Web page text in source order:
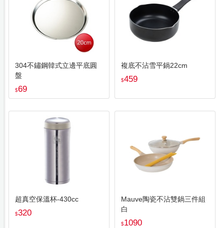
304不鏽鋼韓式立邊平底圓
盤
$69
複底不沾雪平鍋22cm
$459
超真空保溫杯-430cc
$320
Mauve陶瓷不沾雙鍋三件組
白
$1090